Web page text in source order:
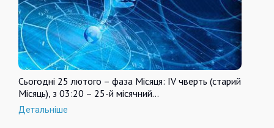
Сьогодні 25 лютого – фаза Місяця: IV чверть (старий
Місяць), з 03:20 – 25-й місячний…
Детальніше